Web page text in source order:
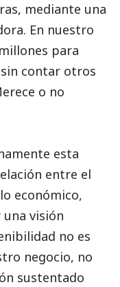
mediante una
En nuestro
para
contar otros
o no
esta
entre el
económico,
visión
no es
negocio, no
sustentado